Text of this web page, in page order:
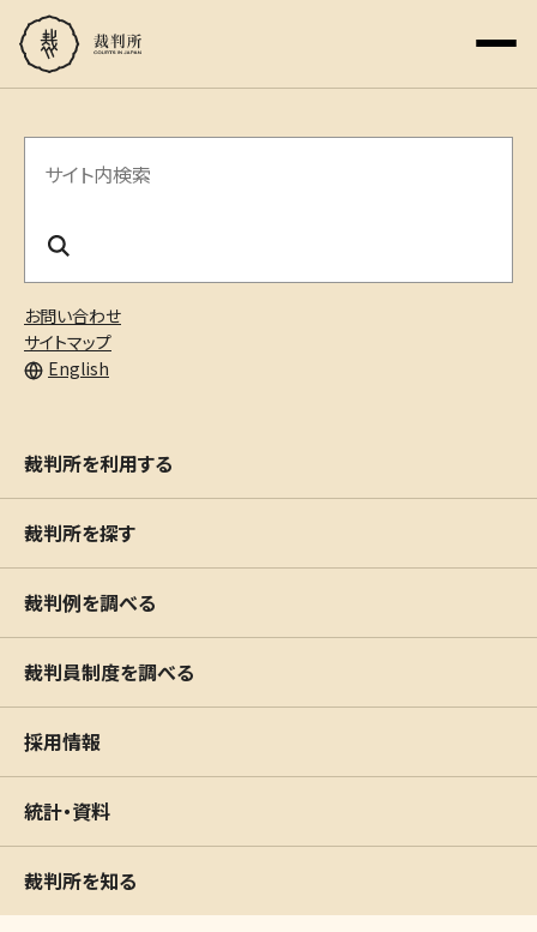
お問い合わせ
サイトマップ
English
サ
内
検
索
裁判所を利用する
裁判所を探す
裁判例を調べる
裁判員制度を調べる
採用情報
統計・資料
裁判所を知る